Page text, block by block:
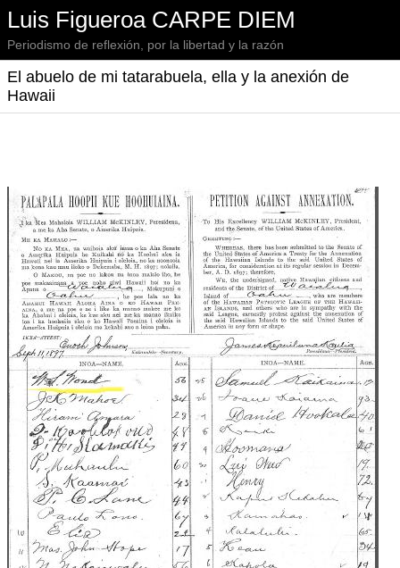
Luis Figueroa CARPE DIEM
Periodismo de reflexión, por la libertad y la razón
El abuelo de mi tatarabuela, ella y la anexión de
Hawaii